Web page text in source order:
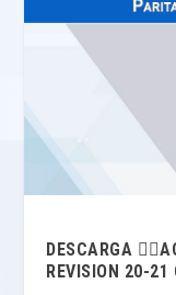
DESCARGA
REVISION 20-21